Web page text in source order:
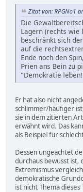
Zitat von: RPGNo1
Die
Lagern (rechts wie
beschränkt sich
auf die
Ende noch den
Prien ans Bein zu
"Demokratie
Er hat also nicht
schlimmer/häufiger
sie in dem zitierten
erwähnt wird. Das
als Beispiel für
Dessen ungeachtet
durchaus bewusst ist,
Extremismus
demokratische
ist nicht Thema dieses